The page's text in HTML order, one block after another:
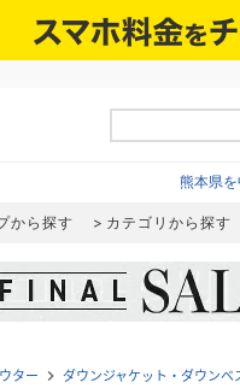
熊本県
から探す カテゴリから探す
ター navigate_next ダウンジャケット・ダウンベ